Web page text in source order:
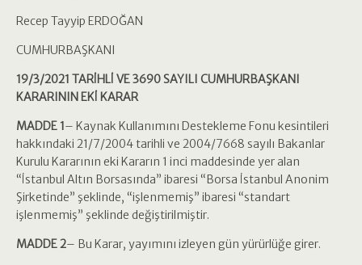
Recep Tayyip ERDOĞAN
CUMHURBAŞKANI
19/3/2021 TARİHLİ VE 3690 SAYILI CUMHURBAŞKANI
KARARININ EKİ KARAR
MADDE 1– Kaynak Kullanımını Destekleme Fonu kesintileri
hakkındaki 21/7/2004 tarihli ve 2004/7668 sayılı Bakanlar
Kurulu Kararının eki Kararın 1 inci maddesinde yer alan
“İstanbul Altın Borsasında” ibaresi “Borsa İstanbul Anonim
Şirketinde” şeklinde, “işlenmemiş” ibaresi “standart
işlenmemiş” şeklinde değiştirilmiştir.
MADDE 2– Bu Karar, yayımını izleyen gün yürürlüğe girer.